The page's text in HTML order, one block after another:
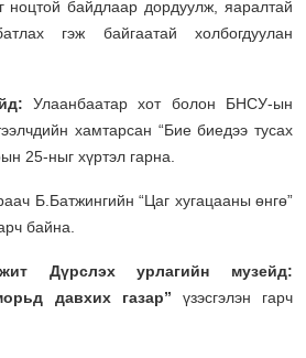
ноцтой байдлаар дордуулж, яаралтай
гэж байгаатай холбогдуулан
Улаанбаатар хот болон БНСУ-ын
хамтарсан “Бие биедээ тусах
25-ныг хүртэл гарна.
Б.Батжингийн “Цаг хугацааны өнгө”
байна.
Дүрслэх урлагийн музейд:
давхих газар” үзэсгэлэн гарч